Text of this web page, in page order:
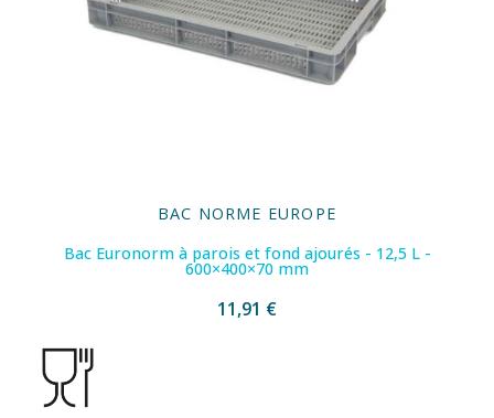
BAC NORME EUROPE
Bac Euronorm à parois et fond ajourés - 12,5 L -
600×400×70 mm
11,91 €